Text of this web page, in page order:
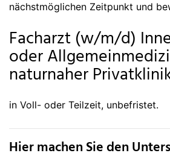
nächstmöglichen Zeitpunkt und
Facharzt (w/m/d)
oder
naturnaher
in Voll- oder Teilzeit, unbefristet.
Hier machen Sie den